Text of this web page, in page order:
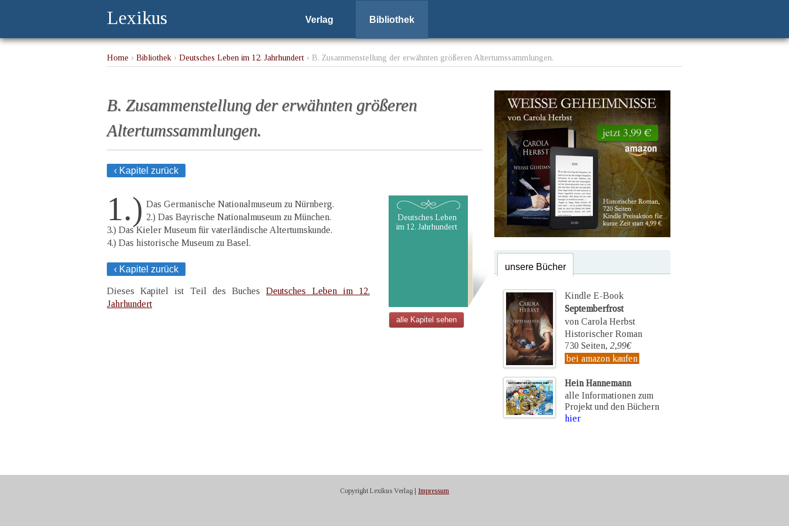
Lexikus Verlag Bibliothek
Home › Bibliothek › Deutsches Leben im 12. Jahrhundert › B. Zusammenstellung der erwähnten größeren Altertumssammlungen.
B. Zusammenstellung der erwähnten größeren
Altertumssammlungen.
‹ Kapitel zurück
1.) Das Germanische Nationalmuseum zu Nürnberg.
2.) Das Bayrische Nationalmuseum zu München.
3.) Das Kieler Museum für vaterländische Altertumskunde.
4.) Das historische Museum zu Basel.
‹ Kapitel zurück
Dieses Kapitel ist Teil des BuchesDeutsches Leben im 12.
Jahrhundert
Deutsches Leben
im 12. Jahrhundert
alle Kapitel sehen
unsere Bücher
Kindle E-Book
Septemberfrost
von Carola Herbst
Historischer Roman
730 Seiten, 2,99€
bei amazon kaufen
Hein Hannemann
alle Informationen zum
Projekt und den Büchern
hier
Copyright Lexikus Verlag | Impressum